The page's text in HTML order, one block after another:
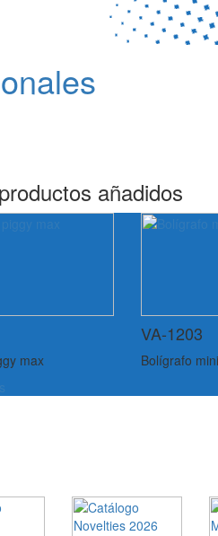
añadidos
max
VA-1203
Bolígrafo